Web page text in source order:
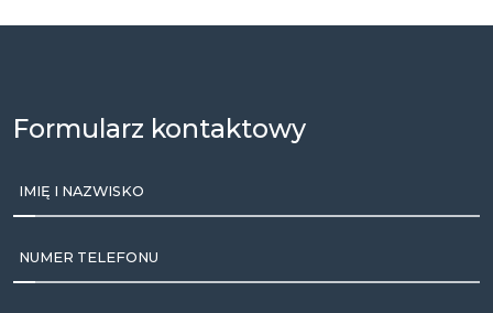
Formularz kontaktowy
IMIĘ I NAZWISKO
NUMER TELEFONU